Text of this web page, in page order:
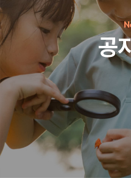
인기 키워드
#정기후원#하트플레이스
공